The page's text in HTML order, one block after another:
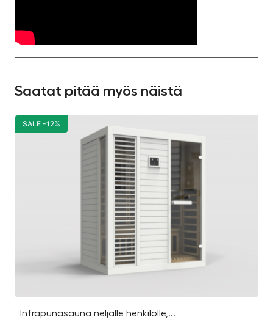
Saatat pitää myös näistä
Infrapunasauna neljälle henkilölle,...
SALE -12%